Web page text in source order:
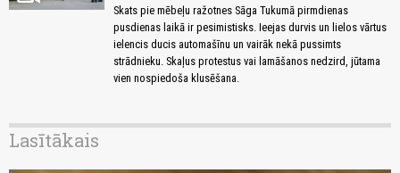
Skats pie mēbeļu ražotnes Sāga Tukumā pirmdienas
pusdienas laikā ir pesimistisks. Ieejas durvis un lielos vārtus
ielencis ducis automašīnu un vairāk nekā pussimts
strādnieku. Skaļus protestus vai lamāšanos nedzird, jūtama
vien nospiedoša klusēšana.
Lasītākais